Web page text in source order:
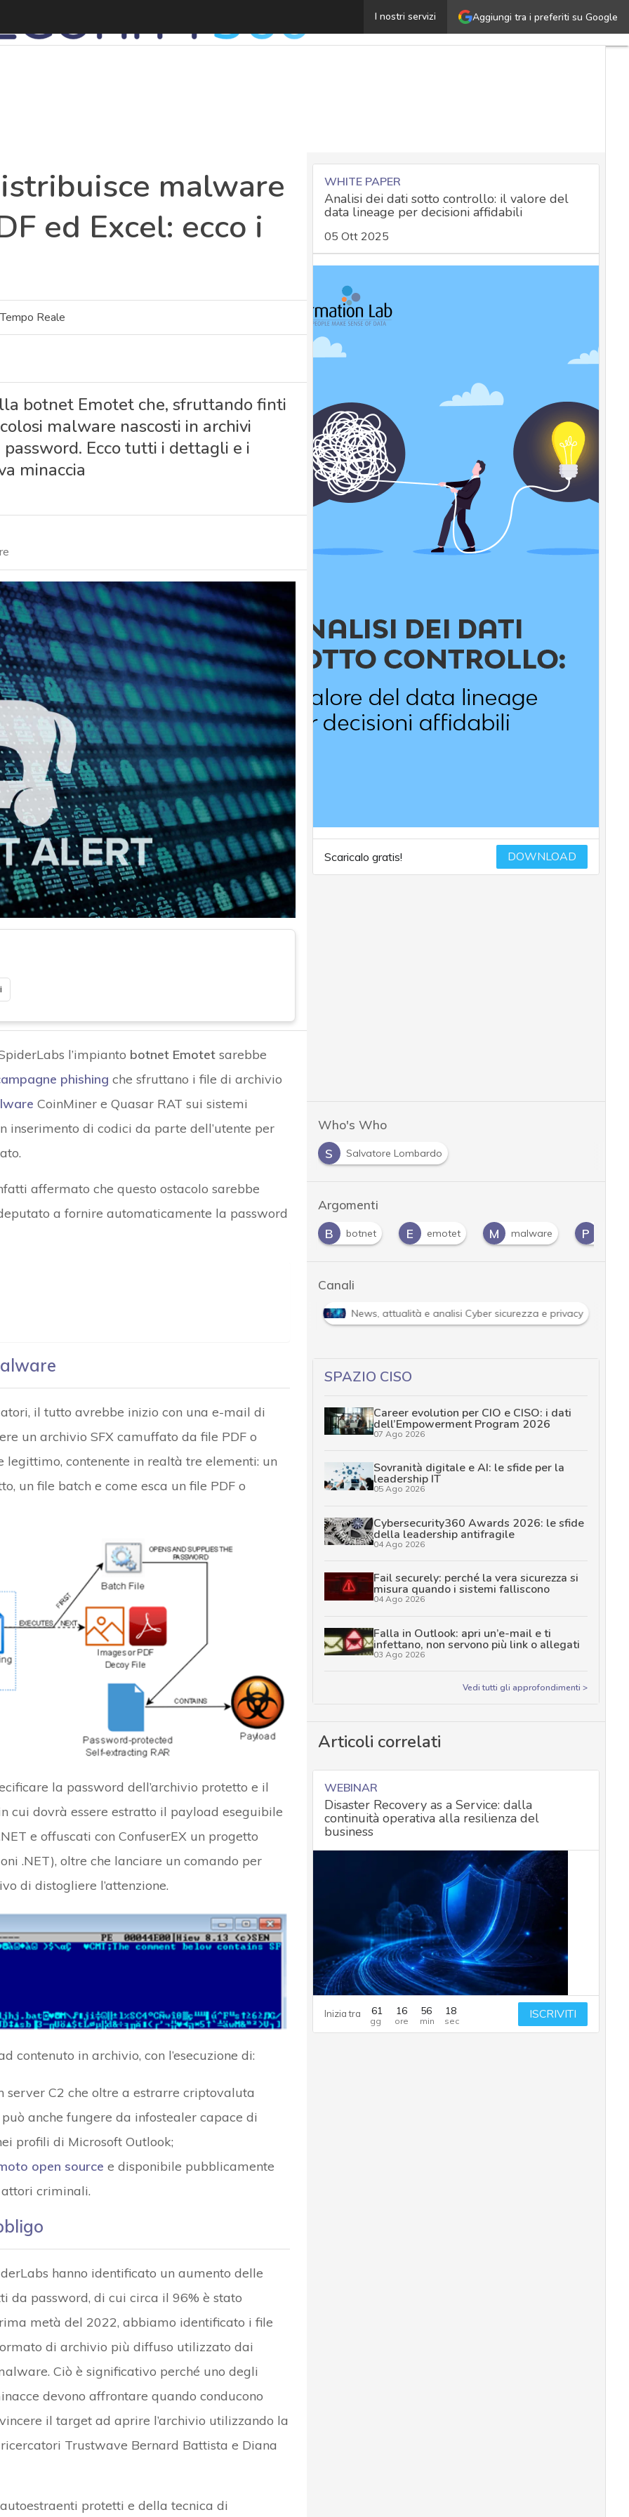
Aggiungi tra i preferiti su Google
I nostri servizi
Emotet, la botnet distribuisce malware camuffato da
malware
ed Excel: ecco i
Reale
botnet Emotet che, sfruttando finti
malware nascosti in archivi
Ecco tutti i dettagli e i
minaccia
l’impianto botnet Emotetsarebbe
phishing che sfruttano i file di archivio
CoinMiner e Quasar RAT sui sistemi
inserimento di codici da parte dell’utente per
affermato che questo ostacolo sarebbe
a fornire automaticamente la password
il tutto avrebbe inizio con una e-mail di
un archivio SFX camuffato da file PDF o
contenente in realtà tre elementi: un
un file batch e come esca un file PDF o
la password dell’archivio protetto e il
cui dovrà essere estratto il payload eseguibile
e offuscati con ConfuserEX un progetto
.NET), oltre che lanciare un comando per
di distogliere l’attenzione.
contenuto in archivio, con l’esecuzione di:
C2 che oltre a estrarre criptovaluta
anche fungere da infostealer capace di
profili di Microsoft Outlook;
open source e disponibile pubblicamente
criminali.
hanno identificato un aumento delle
da password, di cui circa il 96% è stato
metà del 2022, abbiamo identificato i file
di archivio più diffuso utilizzato dai
Ciò è significativo perché uno degli
devono affrontare quando conducono
il target ad aprire l’archivio utilizzando la
Trustwave Bernard Battista e Diana
protetti e della tecnica di
WHITE PAPER
Analisi dei dati sotto controllo: il valore del
data lineage per decisioni affidabili
05 Ott 2025
Scaricalo gratis! DOWNLOAD
Who's Who
S
Salvatore Lombardo
Argomenti
B botnet E emotet M malware P
Canali
News, attualità e analisi Cyber sicurezza e privacy
SPAZIO CISO
Career evolution per CIO e CISO: i dati
dell’Empowerment Program 2026
07 Ago 2026
Sovranità digitale e AI: le sfide per la
leadership IT
05 Ago 2026
Cybersecurity360 Awards 2026: le sfide
della leadership antifragile
04 Ago 2026
Fail securely: perché la vera sicurezza si
misura quando i sistemi falliscono
04 Ago 2026
Falla in Outlook: apri un’e-mail e ti
infettano, non servono più link o allegati
03 Ago 2026
Vedi tutti gli approfondimenti >
Articoli correlati
WEBINAR
Disaster Recovery as a Service: dalla
continuità operativa alla resilienza del
business
Inizia tra 61 16 56 17 ISCRIVITI